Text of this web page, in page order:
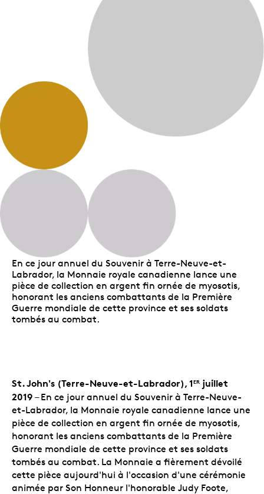
En ce jour annuel du Souvenir à Terre-Neuve-et-
Labrador, la Monnaie royale canadienne lance une
pièce de collection en argent fin ornée de myosotis,
honorant les anciens combattants de la Première
Guerre mondiale de cette province et ses soldats
tombés au combat.
St. John's (Terre-Neuve-et-Labrador), 1ER juillet
2019 – En ce jour annuel du Souvenir à Terre-Neuve-
et-Labrador, la Monnaie royale canadienne lance une
pièce de collection en argent fin ornée de myosotis,
honorant les anciens combattants de la Première
Guerre mondiale de cette province et ses soldats
tombés au combat. La Monnaie a fièrement dévoilé
cette pièce aujourd'hui à l'occasion d'une cérémonie
animée par Son Honneur l'honorable Judy Foote,